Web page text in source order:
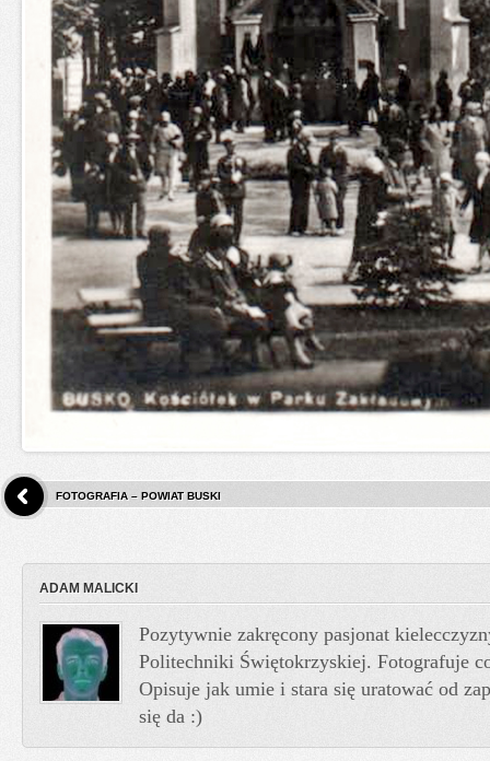
FOTOGRAFIA – POWIAT BUSKI
ADAM MALICKI
Pozytywnie zakręcony pasjonat
Politechniki Świętokrzyskiej. Fotografuje
Opisuje jak umie i stara się uratować od
się da :)